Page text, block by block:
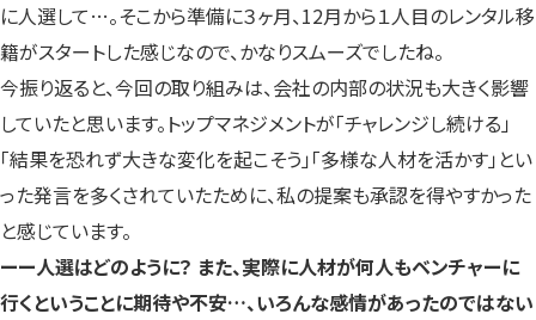
に人選して…。そこから準備に３ヶ月、12月から１人目のレンタル移
籍がスタートした感じなので、かなりスムーズでしたね。
今振り返ると、今回の取り組みは、会社の内部の状況も大きく影響
していたと思います。トップマネジメントが「チャレンジし続ける」
「結果を恐れず大きな変化を起こそう」「多様な人材を活かす」とい
った発言を多くされていたために、私の提案も承認を得やすかった
と感じています。
ーー人選はどのように？ また、実際に人材が何人もベンチャーに
行くということに期待や不安…、いろんな感情があったのではない